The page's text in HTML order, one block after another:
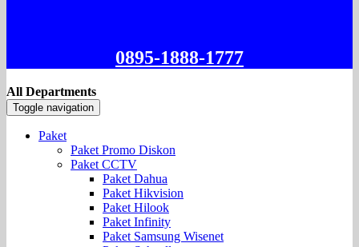
0895-1888-1777
All Departments
Toggle navigation
Paket
Paket Promo Diskon
Paket CCTV
Paket Dahua
Paket Hikvision
Paket Hilook
Paket Infinity
Paket Samsung Wisenet